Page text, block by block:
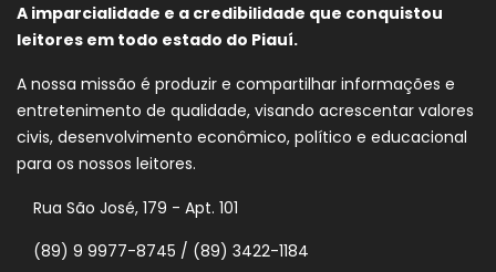
A imparcialidade e a credibilidade que conquistou
leitores em todo estado do Piauí.
A nossa missão é produzir e compartilhar informações e
entretenimento de qualidade, visando acrescentar valores
civis, desenvolvimento econômico, político e educacional
para os nossos leitores.
Rua São José, 179 - Apt. 101
(89) 9 9977-8745 / (89) 3422-1184